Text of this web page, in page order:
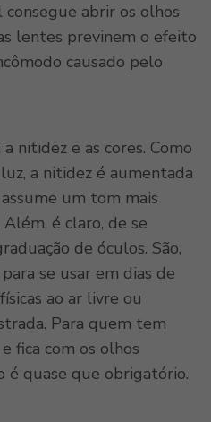
consegue abrir os olhos
lentes previnem o efeito
causado pelo
nitidez e as cores. Como
a nitidez é aumentada
um tom mais
é claro, de se
de óculos. São,
se usar em dias de
ao ar livre ou
Para quem tem
fica com os olhos
é quase que obrigatório.